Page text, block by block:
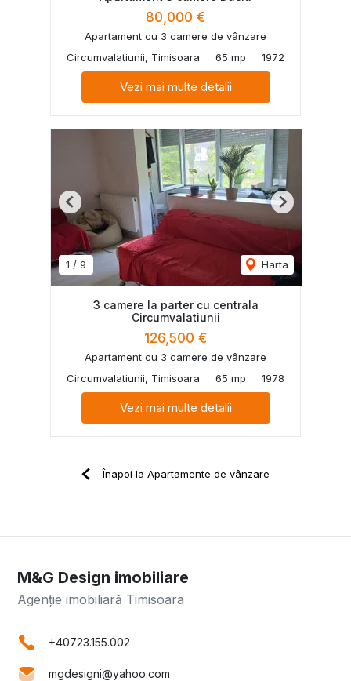
80,000 €
Apartament cu 3 camere de vânzare
Circumvalatiunii, Timisoara
65 mp 1972
Vezi mai multe detalii
1 / 9 Harta
Previous Next
3 camere la parter cu centrala
Circumvalatiunii
126,500 €
Apartament cu 3 camere de vânzare
Circumvalatiunii, Timisoara
65 mp 1978
Vezi mai multe detalii
Înapoi la Apartamente de vânzare
M&G Design imobiliare
Agenție imobiliară Timisoara
+40723.155.002
mgdesigni@yahoo.com